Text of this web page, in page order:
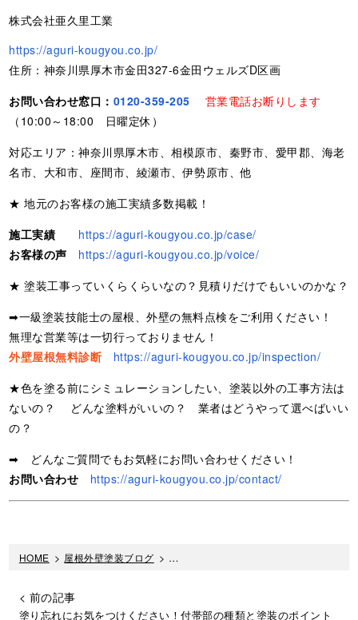
株式会社亜久里工業
https://aguri-kougyou.co.jp/
住所：神奈川県厚木市金田327-6金田ウェルズD区画
お問い合わせ窓口： 0120-359-205
営業電話お断りします
（10:00～18:00 日曜定休）
対応エリア：神奈川県厚木市、相模原市、秦野市、愛甲郡、海老
名市、大和市、座間市、綾瀬市、伊勢原市、他
★ 地元のお客様の施工実績多数掲載！
施工実績
https://aguri-kougyou.co.jp/case/
お客様の声
https://aguri-kougyou.co.jp/voice/
★ 塗装工事っていくらくらいなの？見積りだけでもいいのかな？
➡一級塗装技能士の屋根、外壁の無料点検をご利用ください！
無理な営業等は一切行っておりません！
外壁屋根無料診断
https://aguri-kougyou.co.jp/inspection/
★色を塗る前にシミュレーションしたい、塗装以外の工事方法は
ないの？ どんな塗料がいいの？ 業者はどうやって選べばいい
の？
➡ どんなご質問でもお気軽にお問い合わせください！
お問い合わせ
https://aguri-kougyou.co.jp/contact/
HOME > 屋根外壁塗装ブログ > 自分でもできそう？外壁塗装のDIYをお
< 前の記事
塗り忘れにお気をつけください！付帯部の種類と塗装のポイント